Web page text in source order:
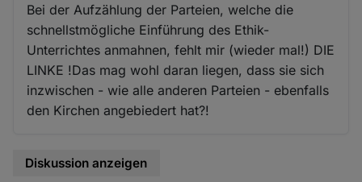
Bei der Aufzählung der Parteien, welche die
schnellstmögliche Einführung des Ethik-
Unterrichtes anmahnen, fehlt mir (wieder mal!) DIE
LINKE !Das mag wohl daran liegen, dass sie sich
inzwischen - wie alle anderen Parteien - ebenfalls
den Kirchen angebiedert hat?!
Diskussion anzeigen